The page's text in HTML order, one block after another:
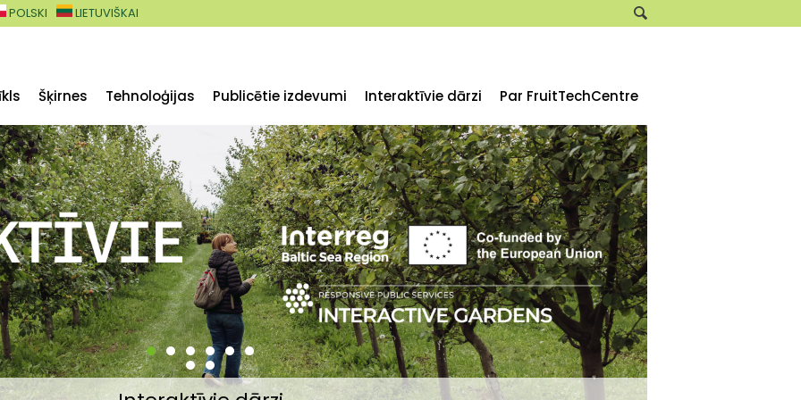
POLSKI LIETUVIŠKAI
Šķirnes Tehnoloģijas Publicētie izdevumi Interaktīvie dārzi Par FruitTechCentre